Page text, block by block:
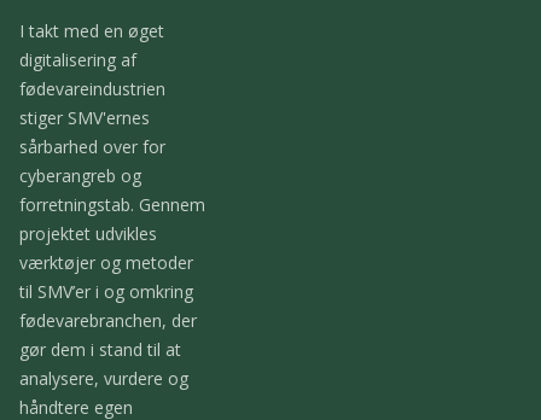
I takt med en øget
digitalisering af
fødevareindustrien
stiger SMV'ernes
sårbarhed over for
cyberangreb og
forretningstab. Gennem
projektet udvikles
værktøjer og metoder
til SMV’er i og omkring
fødevarebranchen, der
gør dem i stand til at
analysere, vurdere og
håndtere egen